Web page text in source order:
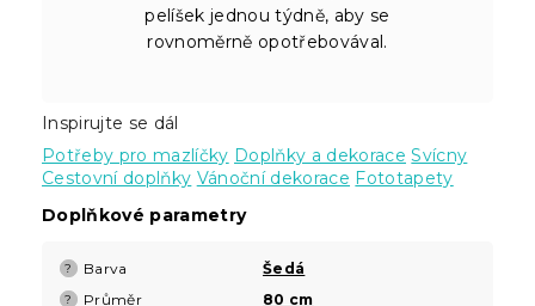
pelíšek jednou týdně, aby se
rovnoměrně opotřebovával.
Inspirujte se dál
Potřeby pro mazlíčky Doplňky a dekorace Svícny
Cestovní doplňky Vánoční dekorace Fototapety
Doplňkové parametry
? Barva Šedá
? Průměr 80 cm